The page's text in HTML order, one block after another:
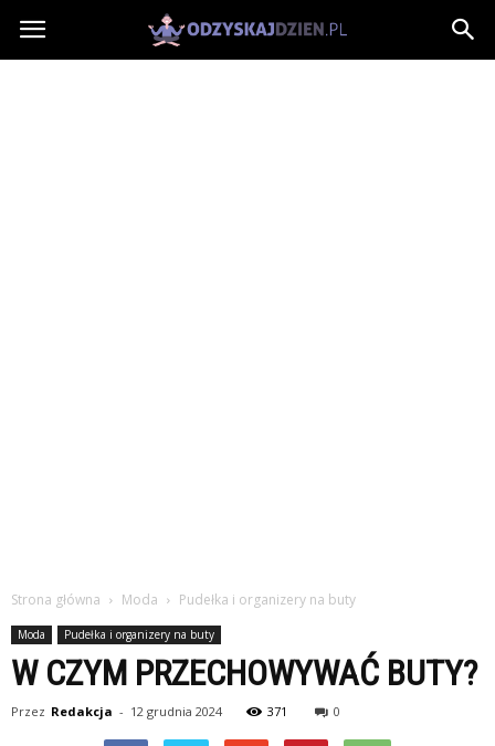
OdzyskajDzien.pl
Strona główna Moda Pudełka i organizery na buty
Moda Pudełka i organizery na buty
W CZYM PRZECHOWYWAĆ BUTY?
Przez Redakcja - 12 grudnia 2024 371 0